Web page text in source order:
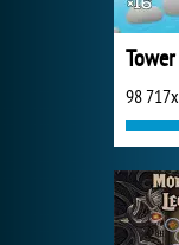
98 717x